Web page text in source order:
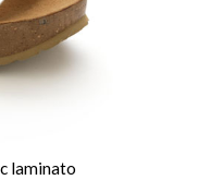
laminato